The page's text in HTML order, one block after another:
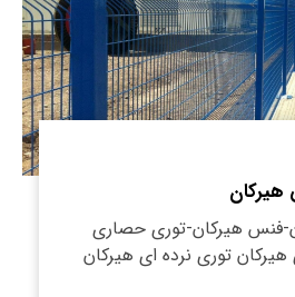
فنس هیرکان-توری حصاری
هیرکان توری نرده ای هیرکان